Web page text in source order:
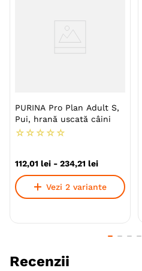
Calitate Hrana
Monoproteic
Producator
PURINA Pro Plan Adult S,
Pui, hrană uscată câini
☆ ☆ ☆ ☆ ☆
112,01 lei - 234,21 lei
Vezi 2 variante
Recenzii